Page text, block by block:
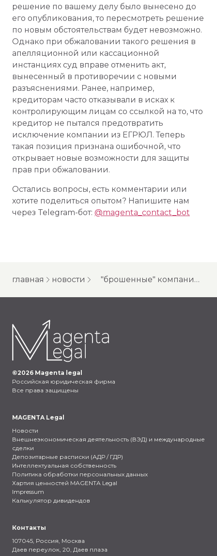
решение по вашему делу было вынесено до
его опубликования, то пересмотреть решение
по новым обстоятельствам будет невозможно.
Однако при обжаловании такого решения в
апелляционной или кассационной
инстанциях суд вправе отменить акт,
вынесенный в противоречии с новыми
разъяснениями. Ранее, например,
кредиторам часто отказывали в исках к
контролирующим лицам со ссылкой на то, что
кредитор не пытался предотвратить
исключение компании из ЕГРЮЛ. Теперь
такая позиция признана ошибочной, что
открывает новые возможности для защиты
прав при обжаловании.
Остались вопросы, есть комментарии или
хотите поделиться опытом? Напишите нам
через Telegram-бот: @magenta_contact_bot
главная новости "брошенные" компании: новости для кредиторов и для владельцев
©2026 Magenta legal
Российская юридическая фирма
Все права защищены
MAGENTA Legal
Новости
Внешнеэкономическая деятельность (ВЭД) и международные
сделки
Депозитарные расписки (АДР / ГДР)
Интеллектуальная собственность
Политика обработки персональных данных
Хартия ценностей MAGENTA Legal
Impressum
Калькулятор дивидендов
Контакты
107045, Россия, Москва
Даев переулок, 20, Даев плаза